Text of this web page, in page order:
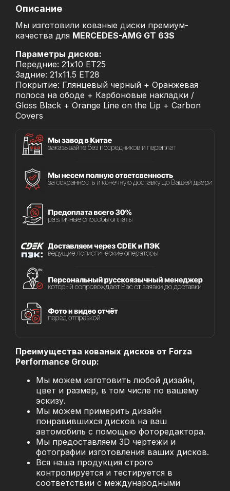
Описание
Мы изготовили кованые диски премиум-
качества для MERCEDES-AMG GT 63S
Параметры дисков:
Передние: 21x10 ET25
Задние: 21x11.5 ET28
Покрытие: Глянцевый черный + Оранжевая
полоса на ободе + Карбоновые накладки /
Gloss Black + Orange Line on the Lip + Carbon
Covers
Преимущества кованых дисков от Forza
Performance Group:
Мы можем изготовить любой дизайн,
цвет и размер, в том числе по вашему
эскизу.
Мы можем примерить дизайн
понравившихся дисков на ваш
автомобиль с помощью фоторедактора.
Мы предоставляем 3D чертежи и
фотографии изготовления ваших дисков.
Вся наша продукция строго
контролируется и тестируется в
соответствии с международными